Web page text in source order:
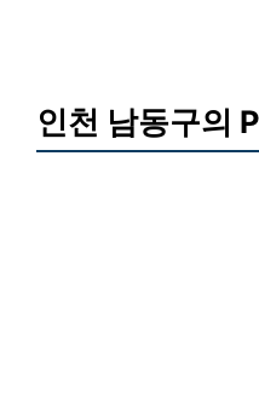
인천 남동구의